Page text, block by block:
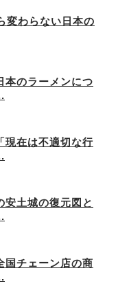
変わらない日本の
本のラーメンにつ
現在は不適切な行
安土城の復元図と
国チェーン店の商